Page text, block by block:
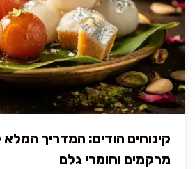
קינוחים הודים: המדריך
מרקמים וחומרי גלם